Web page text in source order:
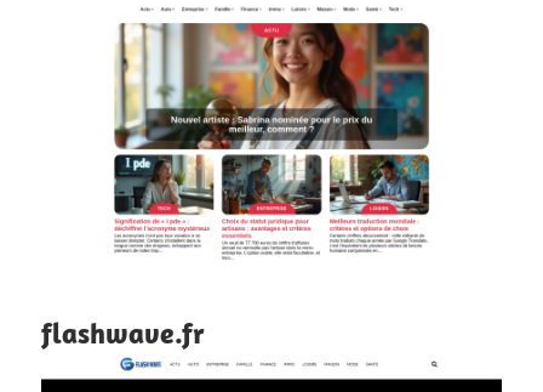
flashwave.fr